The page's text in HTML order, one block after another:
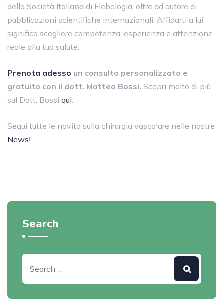
della Società Italiana di Flebologia, oltre ad autore di
pubblicazioni scientifiche internazionali. Affidarti a lui
significa scegliere competenza, esperienza e attenzione
reale alla tua salute.
Prenota adesso un consulto personalizzato e
gratuito con il dott. Matteo Bossi. Scopri molto di più
sul Dott. Bossi qui.
Segui tutte le novità sulla chirurgia vascolare nelle nostre
News!
Search